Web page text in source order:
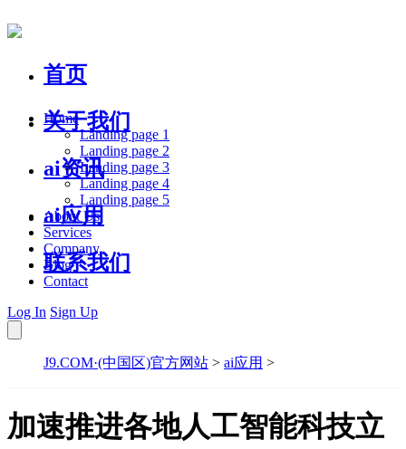
首页
关于我们
ai资讯
ai应用
联系我们
Home
Landing page 1
Landing page 2
Landing page 3
Landing page 4
Landing page 5
About Us
Services
Company
Blog
Contact
Log In Sign Up
J9.COM·(中国区)官方网站 > ai应用 >
加速推进各地人工智能科技立